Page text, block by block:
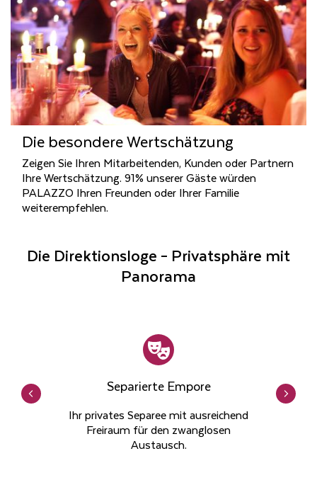
Die besondere Wertschätzung
Zeigen Sie Ihren Mitarbeitenden, Kunden oder Partnern
Ihre Wertschätzung. 91% unserer Gäste würden
PALAZZO Ihren Freunden oder Ihrer Familie
weiterempfehlen.
Die Direktionsloge – Privatsphäre mit
Panorama
Separierte Empore
Ihr privates Separee mit ausreichend
Freiraum für den zwanglosen
Austausch.